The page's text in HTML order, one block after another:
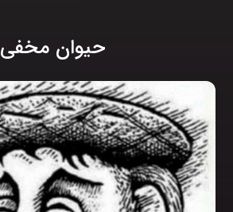
حیوان مخفی